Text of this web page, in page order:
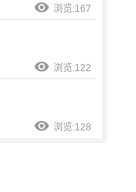
浏览:167
浏览:122
浏览:128